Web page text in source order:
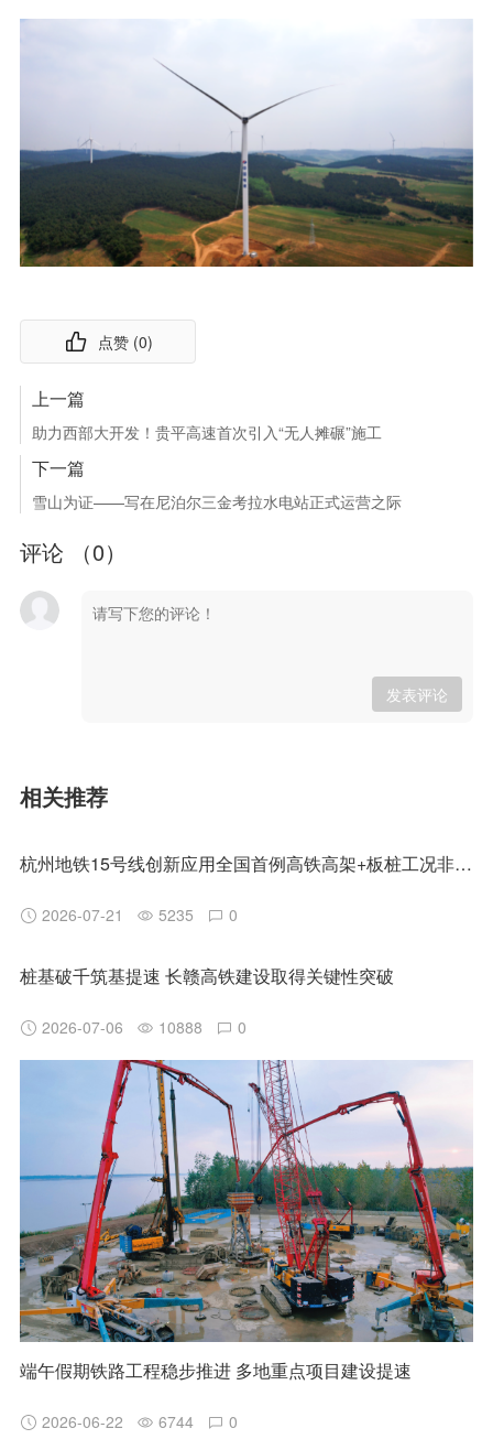
点赞 (0)
上一篇
助力西部大开发！贵平高速首次引入“无人摊碾”施工
下一篇
雪山为证——写在尼泊尔三金考拉水电站正式运营之际
评论 （0）
发表评论
相关推荐
杭州地铁15号线创新应用全国首例高铁高架+板桩工况非清障磨桩技术
2026-07-21 5235 0
桩基破千筑基提速 长赣高铁建设取得关键性突破
2026-07-06 10888 0
端午假期铁路工程稳步推进 多地重点项目建设提速
2026-06-22 6744 0